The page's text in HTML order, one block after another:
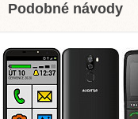
Podobné návody